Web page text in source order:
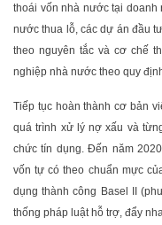
thoái vốn nhà nước tại doanh
nước thua lỗ, các dự án đầu
theo nguyên tắc và cơ chế
nghiệp nhà nước theo quy
Tiếp tục hoàn thành cơ bản
quá trình xử lý nợ xấu và
chức tín dụng. Đến năm
vốn tự có theo chuẩn mực
dụng thành công Basel II
thống pháp luật hỗ trợ, đẩy